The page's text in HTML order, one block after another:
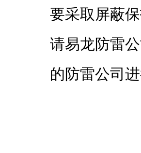
要采取屏蔽
请易龙防雷
的防雷公司